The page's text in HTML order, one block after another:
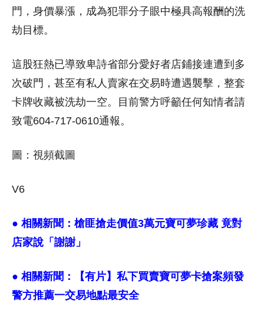
門，身價暴漲，成為犯罪分子眼中極具高報酬的洗
劫目標。
這股狂熱已導致卑詩省部分愛好者店鋪接連遭到多
次破門，甚至有私人賣家在交易時遭遇襲擊，整套
卡牌收藏被洗劫一空。目前警方呼籲任何知情者請
致電604-717-0610通報。
圖：視頻截圖
V6
● 相關新聞： 槍匪搶走價值3萬元寶可夢珍藏 竟對
店家說「謝謝」
● 相關新聞：
【有片】私下買賣寶可夢卡搶案頻發
警方推薦一交易地點最安全